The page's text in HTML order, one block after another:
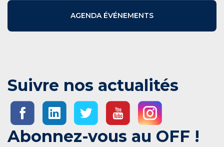
AGENDA ÉVÉNEMENTS
Suivre nos actualités
Abonnez-vous au OFF !